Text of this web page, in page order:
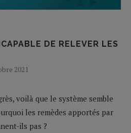
DE RELEVER LES
2021
voilà que le système semble
les remèdes apportés par
ils pas ?